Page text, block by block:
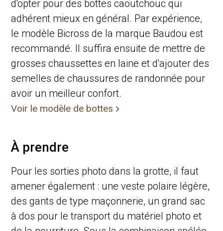
d'opter pour des bottes caoutchouc qui
adhérent mieux en général. Par expérience,
le modèle Bicross de la marque Baudou est
recommandé. Il suffira ensuite de mettre de
grosses chaussettes en laine et d'ajouter des
semelles de chaussures de randonnée pour
avoir un meilleur confort.
Voir le modèle de bottes
À prendre
Pour les sorties photo dans la grotte, il faut
amener également : une veste polaire légère,
des gants de type maçonnerie, un grand sac
à dos pour le transport du matériel photo et